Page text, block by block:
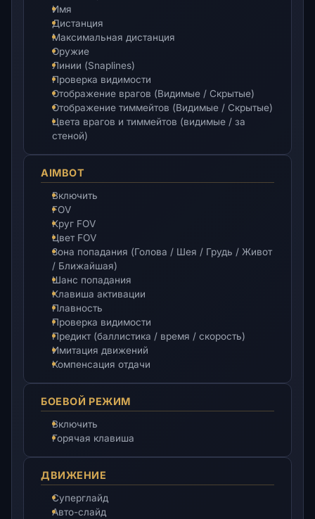
Имя
Дистанция
Максимальная дистанция
Оружие
Линии (Snaplines)
Проверка видимости
Отображение врагов (Видимые / Скрытые)
Отображение тиммейтов (Видимые / Скрытые)
Цвета врагов и тиммейтов (видимые / за
стеной)
AIMBOT
Включить
FOV
Круг FOV
Цвет FOV
Зона попадания (Голова / Шея / Грудь / Живот
/ Ближайшая)
Шанс попадания
Клавиша активации
Плавность
Проверка видимости
Предикт (баллистика / время / скорость)
Имитация движений
Компенсация отдачи
БОЕВОЙ РЕЖИМ
Включить
Горячая клавиша
ДВИЖЕНИЕ
Суперглайд
Авто-слайд